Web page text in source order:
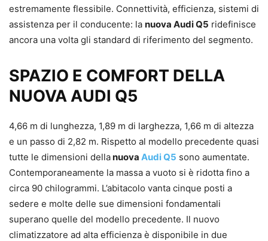
estremamente flessibile. Connettività, efficienza, sistemi di
assistenza per il conducente: la nuova Audi Q5 ridefinisce
ancora una volta gli standard di riferimento del segmento.
SPAZIO E COMFORT DELLA
NUOVA AUDI Q5
4,66 m di lunghezza, 1,89 m di larghezza, 1,66 m di altezza
e un passo di 2,82 m. Rispetto al modello precedente quasi
tutte le dimensioni dellanuova Audi Q5 sono aumentate.
Contemporaneamente la massa a vuoto si è ridotta fino a
circa 90 chilogrammi. L’abitacolo vanta cinque posti a
sedere e molte delle sue dimensioni fondamentali
superano quelle del modello precedente. Il nuovo
climatizzatore ad alta efficienza è disponibile in due